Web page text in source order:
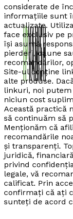
considerate de
informațiile sunt
actualizate.
face exclusiv pe
își asumă
pierderi, daune
recomandărilor,
Site-ul conține
alte produse.
linkuri, noi
niciun cost
Această practică
să continuăm să
Menționăm că
recomandările
și transparenți.
juridică,
privind
legale, vă
calificat. Prin
confirmați că ați
sunteți de acord